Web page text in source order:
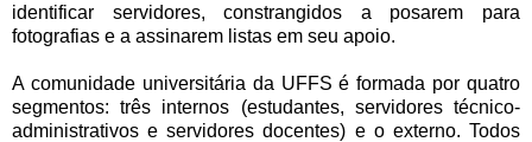
identificar servidores, constrangidos a posarem para
fotografias e a assinarem listas em seu apoio.
A comunidade universitária da UFFS é formada por quatro
segmentos: três internos (estudantes, servidores técnico-
administrativos e servidores docentes) e o externo. Todos